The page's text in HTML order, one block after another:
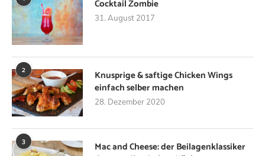
Cocktail Zombie
31. August 2017
2
Knusprige & saftige Chicken Wings
einfach selber machen
28. Dezember 2020
3
Mac and Cheese: der Beilagenklassiker